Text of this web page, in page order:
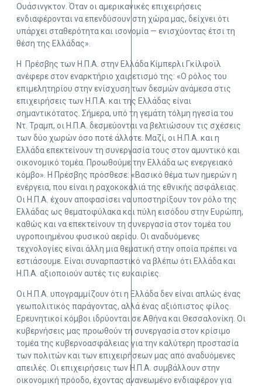
Ουάσινγκτον. Όταν οι αμερικανικές επιχειρήσεις
ενδιαφέρονται να επενδύσουν στη χώρα μας, δείχνει ότι
υπάρχει σταθερότητα και ισονομία — ενισχύοντας έτσι τη
θέση της Ελλάδας».
Η Πρέσβης των Η.Π.Α. στην Ελλάδα Κίμπερλι Γκίλφοϊλ
ανέφερε στον εναρκτήριο χαιρετισμό της: «Ο ρόλος του
επιμελητηρίου στην ενίσχυση των δεσμών ανάμεσα στις
επιχειρήσεις των Η.Π.Α. και της Ελλάδας είναι
σημαντικότατος. Σήμερα, υπό τη γεμάτη τόλμη ηγεσία του
Ντ. Τραμπ, οι Η.Π.Α. δεσμεύονται να βελτιώσουν τις σχέσεις
των δύο χωρών όσο ποτέ άλλοτε. Μαζί, οι Η.Π.Α. και η
Ελλάδα επεκτείνουν τη συνεργασία τους στον αμυντικό και
οικονομικό τομέα. Προωθούμε την Ελλάδα ως ενεργειακό
κόμβο». Η Πρέσβης πρόσθεσε: «Βασικό θέμα των ημερών η
ενέργεια, που είναι η ραχοκοκαλιά της εθνικής ασφάλειας.
Οι Η.Π.Α. έχουν αποφασίσει να υποστηρίξουν τον ρόλο της
Ελλάδας ως θεματοφύλακα και πύλη εισόδου στην Ευρώπη,
καθώς και να επεκτείνουν τη συνεργασία στον τομέα του
υγροποιημένου φυσικού αερίου. Οι αναδυόμενες
τεχνολογίες είναι άλλη μια θεματική στην οποία πρέπει να
εστιάσουμε. Είναι συναρπαστικό να βλέπω ότι Ελλάδα και
Η.Π.Α. αξιοποιούν αυτές τις ευκαιρίες.
Οι Η.Π.Α. υπογραμμίζουν ότι η Ελλάδα δεν είναι απλώς ένας
γεωπολιτικός παράγοντας, αλλά ένας αξιόπιστος φίλος.
Ερευνητικοί κόμβοι ιδρύονται σε Αθήνα και Θεσσαλονίκη. Οι
κυβερνήσεις μας προωθούν τη συνεργασία στον κρίσιμο
τομέα της κυβερνοασφάλειας για την καλύτερη προστασία
των πολιτών και των επιχειρήσεων μας από αναδυόμενες
απειλές. Οι επιχειρήσεις των Η.Π.Α. συμβάλλουν στην
οικονομική πρόοδο, έχοντας ανανεωμένο ενδιαφέρον για